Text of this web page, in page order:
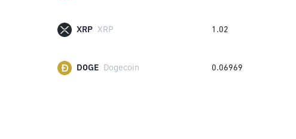
XRP XRP 1.02
DOGE Dogecoin 0.06969